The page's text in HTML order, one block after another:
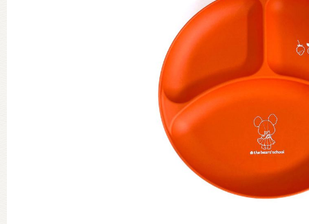
グッズインフォメーション
ミュージカル・コンサート
おたのしみコンテンツ(クイズ・